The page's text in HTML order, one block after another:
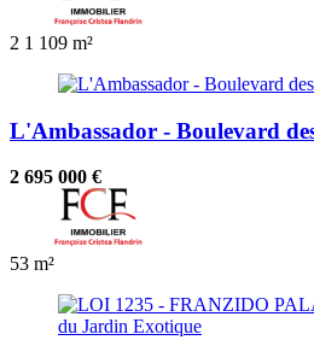
2 1 109 m²
L'Ambassador - Boulevard
2 695 000 €
53 m²